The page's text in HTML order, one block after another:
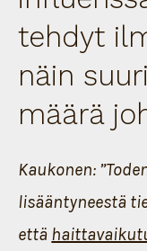
tehdyt
näin
määrä
Kaukonen:
lisääntyneestä
että